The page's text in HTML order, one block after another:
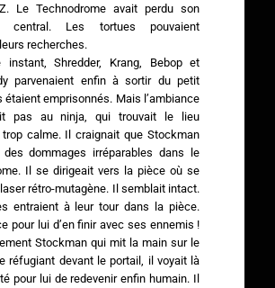
Le Technodrome avait perdu son
central. Les tortues pouvaient
recherches.
instant, Shredder, Krang, Bebop et
parvenaient enfin à sortir du petit
étaient emprisonnés. Mais l’ambiance
pas au ninja, qui trouvait le lieu
trop calme. Il craignait que Stockman
dommages irréparables dans le
Il se dirigeait vers la pièce où se
rétro-mutagène. Il semblait intact.
entraient à leur tour dans la pièce.
pour lui d’en finir avec ses ennemis !
Stockman qui mit la main sur le
réfugiant devant le portail, il voyait là
pour lui de redevenir enfin humain. Il